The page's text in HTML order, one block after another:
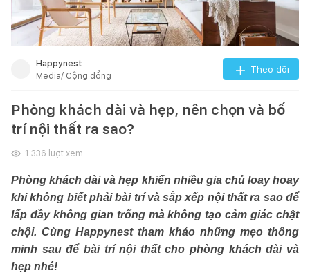
Happynest
Media/ Cộng đồng
Theo dõi
Phòng khách dài và hẹp, nên chọn và bố
trí nội thất ra sao?
1.336 lượt xem
Phòng khách dài và hẹp khiến nhiều gia chủ loay hoay
khi không biết phải bài trí và sắp xếp nội thất ra sao để
lấp đầy không gian trống mà không tạo cảm giác chật
chội. Cùng Happynest tham khảo những mẹo thông
minh sau để bài trí nội thất cho phòng khách dài và
hẹp nhé!